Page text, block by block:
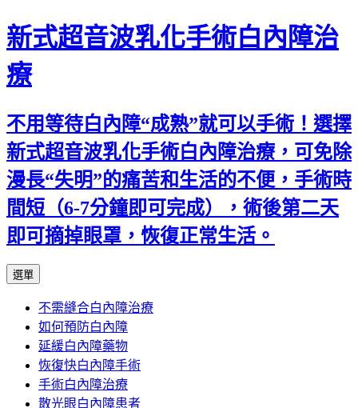
新式超音波乳化手術白內障治
療
不用等待白內障“成熟”就可以手術！選擇
新式超音波乳化手術白內障治療，可免除
漫長“失明”的痛苦和生活的不便，手術時
間短（6-7分鐘即可完成），術後第二天
即可摘掉眼罩，恢復正常生活。
選單
主
要
內
容
不需縫合白內障治療
如何預防白內障
延緩白內障藥物
恢復快白內障手術
手術白內障治療
散光眼白內障患者